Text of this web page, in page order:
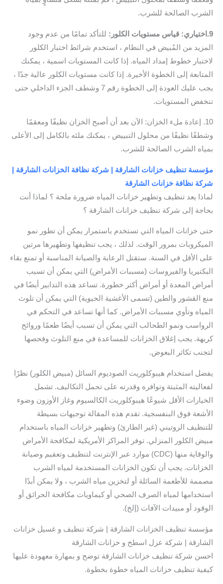
الشرب الصالحة للشرب.
9.اختياري: قياس مستويات الكلور:
للتأكد تمامًا من عدم وجود
المزيد من المُبيض في النظام ، استخدم شرائط اختبار الكلور
لاختبار خطوط إمداد المياه. إذا كانت المستويات اسمية ، يمكنك
المتابعة إلى الخطوة الأخيرة. إذا كانت مستويات الكلور عالية جدًا ،
يجب عليك العودة إلى الخطوة رقم 7 وشطف الجزء الداخلي حتى
تنخفض المستويات.
10. إعادة ملء الخزان: الآن بعد أن أصبح الخزان نظيفًا ومعقمًا
وشطفًا نظيفًا من محلول التبييض ، يمكنك ملئه بالكامل إلى الأعلى
بمياه الشرب الصالحة للشرب.
مؤسسة تنظيف خزانات الشارقة | شركة نظافة الخزانات الشارقة |
شركة نظافة خزانات الشارقة
لماذا يعد تنظيف وتطهير خزانات المياه ضرورة ملحة ؟ لماذا أنت
بحاجة إلى شركة تنظيف خزانات الشارقة ؟
حتى خزانات المياه التي تستخدم باستمرار يمكن أن تطور نمو
الميكروبات بمرور الوقت. لذلك ، يجب تنظيفها وتطهيرها مرتين
على الأقل في السنة. ستقتل الرعاية والصيانة المناسبة أو تمنع بقاء
البكتيريا والفيروسات (مسببات الأمراض) التي يمكن أن تسبب
أمراض المعدة أو أمراض أكثر خطورة. تساعد هذه التدابير أيضًا في
منع القشور والطين (تسمى الأغشية الحيوية) التي يمكن أن تلوث
المياه وتأوي مسببات الأمراض. كما أنها تساعد في التحكم في
الرواسب ونمو الطحالب التي يمكن أن تسبب أيضًا طعمًا وروائح
كريهة. يجب إغلاق الخزانات للمساعدة في منع التلوث وفحصها
لتجنب تكاثر البعوض.
يفضل استخدام هيبوكلوريت الصوديوم السائل (مبيض الكلور) نظرًا
لفعاليته المثبتة وتوافره وقدرته على تحمل التكاليف. تشمل
الخيارات الأقل شيوعًا هيبوكلوريت الكالسيوم وغاز الأوزون وضوء
الأشعة فوق البنفسجية. تقدم هذه المقالة توجيهات بسيطة
للتنظيف الروتيني (غير الطارئ) وتطهير خزانات المياه باستخدام
مبيض الكلور المنزلي. توفر المراكز الأمريكية لمكافحة الأمراض
والوقاية منها (CDC) موارد عبر الإنترنت لتنظيف وتعقيم وصيانة
الخزانات. يجب أن تكون الخزانات المستخدمة لمياه الشرب
مصممة للأطعمة السائلة أو لتخزين مياه الشرب ، ولا يمكن أبدًا
استخدامها لمياه الصرف الصحي أو كيماويات مكافحة الحرائق أو
الوقود أو مبيدات الآفات (إلخ).
مؤسسة تنظيف الخزانات الشارقة | شركة تنظيف و غسيل خزانات
الشارقة | شركة عزل اسطح و خزانات الشارقة
احسن شركة تنظيف خزانات الشارقة توضح و بمهارة معهودة عليها
كيفية تنظيف خزانات المياه خطوة بخطوة.